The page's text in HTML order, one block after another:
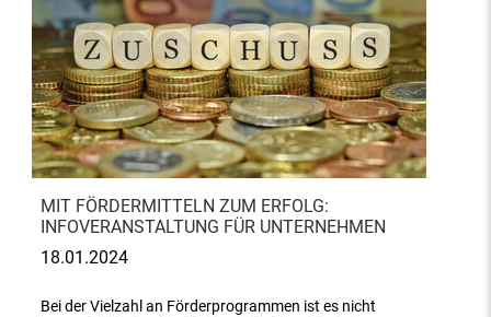
MIT FÖRDERMITTELN ZUM ERFOLG:
INFOVERANSTALTUNG FÜR UNTERNEHMEN
18.01.2024
Bei der Vielzahl an Förderprogrammen ist es nicht